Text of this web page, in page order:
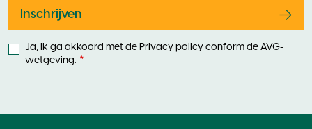
blank
Inschrijven
Ja, ik ga akkoord met de Privacy policy conform de AVG-
wetgeving.